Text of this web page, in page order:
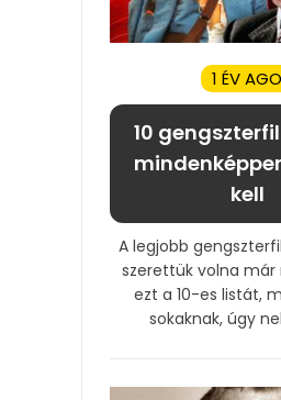
1 ÉV AGO
10
kell
A legjobb
szerettük volna már
ezt a 10-es listát,
sokaknak, úgy